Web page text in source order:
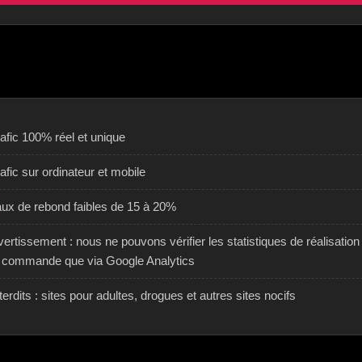
100% réel et unique
sur ordinateur et mobile
de rebond faibles de 15 à 20%
: nous ne pouvons vérifier les statistiques de réalisation
commande que via Google Analytics
: sites pour adultes, drogues et autres sites nocifs